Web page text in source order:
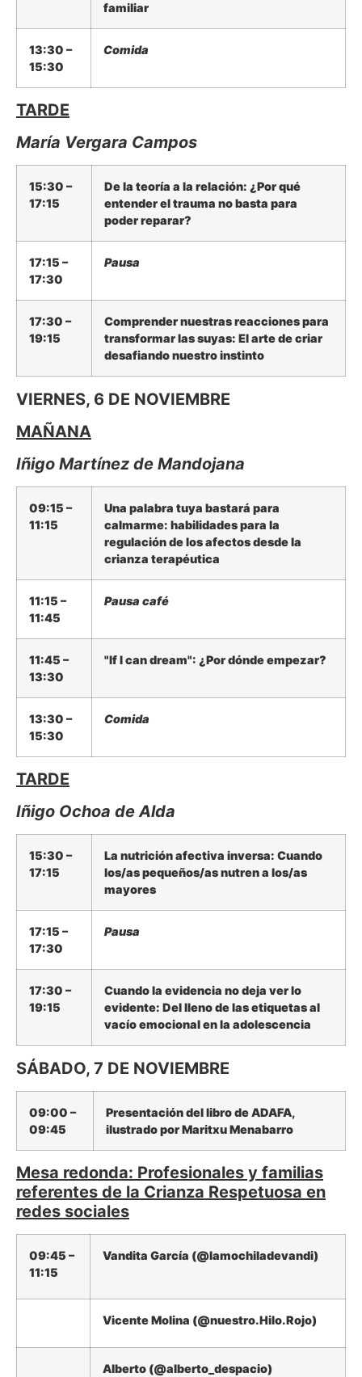
familiar
13:30 –
15:30
Comida
TARDE
María Vergara Campos
15:30 –
17:15
De la teoría a la relación: ¿Por qué
entender el trauma no basta para
poder reparar?
17:15 –
17:30
Pausa
17:30 –
19:15
Comprender nuestras reacciones para
transformar las suyas: El arte de criar
desafiando nuestro instinto
VIERNES, 6 DE NOVIEMBRE
MAÑANA
Iñigo Martínez de Mandojana
09:15 –
11:15
Una palabra tuya bastará para
calmarme: habilidades para la
regulación de los afectos desde la
crianza terapéutica
11:15 –
11:45
Pausa café
11:45 –
13:30
"If I can dream": ¿Por dónde empezar?
13:30 –
15:30
Comida
TARDE
Iñigo Ochoa de Alda
15:30 –
17:15
La nutrición afectiva inversa: Cuando
los/as pequeños/as nutren a los/as
mayores
17:15 –
17:30
Pausa
17:30 –
19:15
Cuando la evidencia no deja ver lo
evidente: Del lleno de las etiquetas al
vacío emocional en la adolescencia
SÁBADO, 7 DE NOVIEMBRE
09:00 –
09:45
Presentación del libro de ADAFA,
ilustrado por Maritxu Menabarro
Mesa redonda: Profesionales y familias
referentes de la Crianza Respetuosa en
redes sociales
09:45 –
11:15
Vandita García (@lamochiladevandi)
Vicente Molina (@nuestro.Hilo.Rojo)
Alberto (@alberto_despacio)